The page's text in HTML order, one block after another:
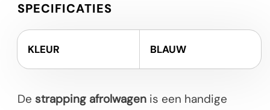
SPECIFICATIES
KLEUR BLAUW
De strapping afrolwagen is een handige